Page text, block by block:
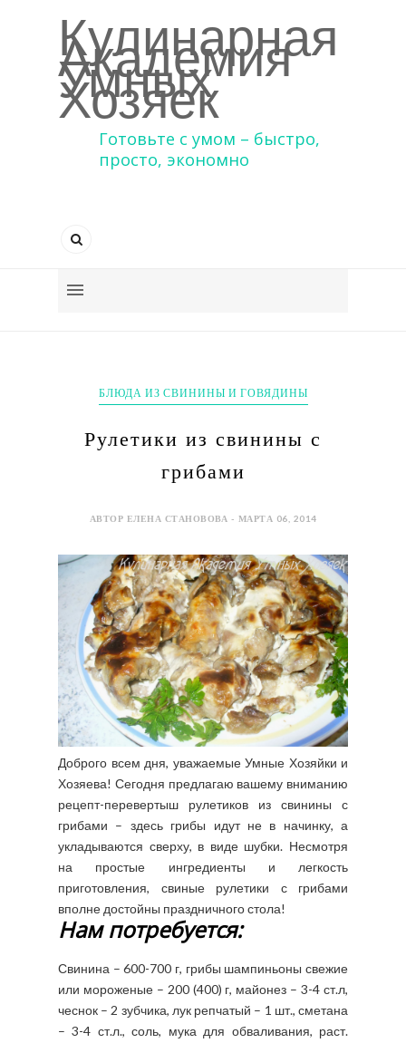
Кулинарная
Академия
Умных
Хозяек
Готовьте с умом – быстро,
просто, экономно
БЛЮДА ИЗ СВИНИНЫ И ГОВЯДИНЫ
Рулетики из свинины с
грибами
АВТОР ЕЛЕНА СТАНОВОВА - МАРТА 06, 2014
Доброго всем дня, уважаемые Умные Хозяйки и
Хозяева! Сегодня предлагаю вашему вниманию
рецепт-перевертыш рулетиков из свинины с
грибами – здесь грибы идут не в начинку, а
укладываются сверху, в виде шубки. Несмотря
на простые ингредиенты и легкость
приготовления, свиные рулетики с грибами
вполне достойны праздничного стола!
Нам потребуется:
Свинина – 600-700 г, грибы шампиньоны свежие
или мороженые – 200 (400) г, майонез – 3-4 ст.л,
чеснок – 2 зубчика, лук репчатый – 1 шт., сметана
– 3-4 ст.л., соль, мука для обваливания, раст.